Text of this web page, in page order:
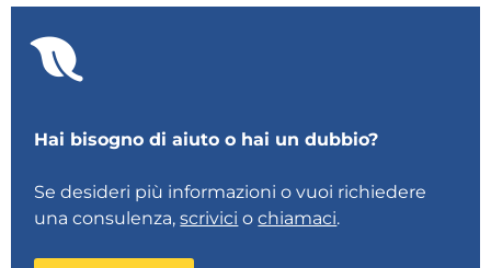
Hai bisogno di aiuto o hai un dubbio?
Se desideri più informazioni o vuoi richiedere
una consulenza,scrivici ochiamaci.